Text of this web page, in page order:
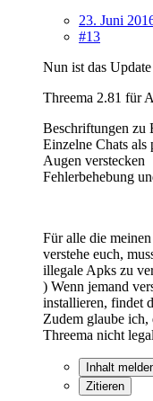
23. Juni
#13
Nun ist das
Threema 2.81 für
Beschriftungen zu
Einzelne Chats
Augen verstecken
Fehlerbehebung
Für alle die
verstehe euch,
illegale Apks zu
) Wenn jemand
installieren, findet
Zudem glaube
Threema nicht
Inhalt
Zitieren